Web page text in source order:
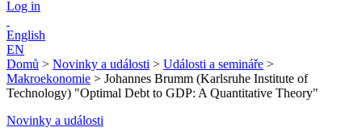
Log in
English
EN
Domů > Novinky a události > Události a semináře >
Makroekonomie > Johannes Brumm (Karlsruhe Institute of
Technology) "Optimal Debt to GDP: A Quantitative Theory"
Novinky a události